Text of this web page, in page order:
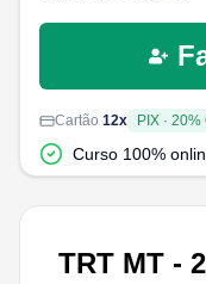
TRT MT -
Cartão 12x PIX · 20%
Curso 100%